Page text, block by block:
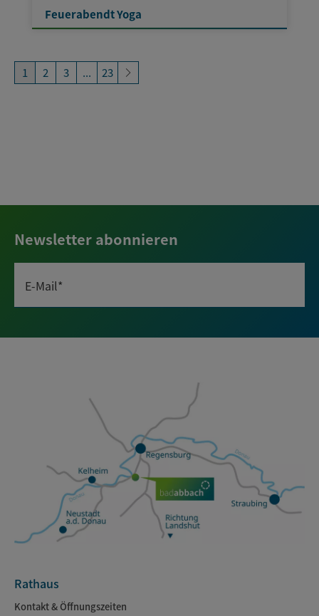
Feuerabendt Yoga
1 2 3 ... 23
Newsletter abonnieren
E-Mail*
Rathaus
Kontakt & Öffnungszeiten